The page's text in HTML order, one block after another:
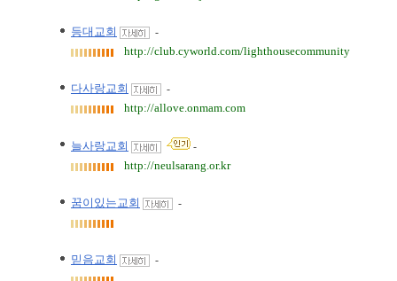
등대교회 -
http://club.cyworld.com/lighthousecommunity
다사랑교회 -
http://allove.onmam.com
늘사랑교회 -
http://neulsarang.or.kr
꿈이있는교회 -
믿음교회 -